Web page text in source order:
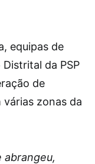
equipas de
da PSP
de
zonas da
abrangeu,